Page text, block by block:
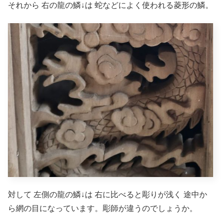
それから 右の龍の鱗↓は 蛇などによく使われる菱形の鱗。
対して 左側の龍の鱗↓は 右に比べると彫りが浅く 途中か
ら網の目になっています。彫師が違うのでしょうか。